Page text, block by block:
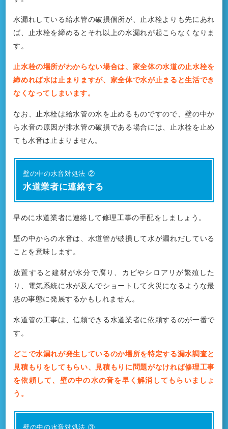
水漏れしている給水管の破損個所が、止水栓よりも先にあれ
ば、止水栓を締めるとそれ以上の水漏れが起こらなくなりま
す。
止水栓の場所がわからない場合は、家全体の水道の止水栓を
締めれば水は止まりますが、家全体で水が止まると生活でき
なくなってしまいます。
なお、止水栓は給水管の水を止めるものですので、壁の中か
ら水音の原因が排水管の破損である場合には、止水栓を止め
ても水音は止まりません。
壁の中の水音対処法 ②
水道業者に連絡する
早めに水道業者に連絡して修理工事の手配をしましょう。
壁の中からの水音は、水道管が破損して水が漏れだしている
ことを意味します。
放置すると建材が水分で腐り、カビやシロアリが繁殖した
り、電気系統に水が及んでショートして火災になるような最
悪の事態に発展するかもしれません。
水道管の工事は、信頼できる水道業者に依頼するのが一番で
す。
どこで水漏れが発生しているのか場所を特定する漏水調査と
見積もりをしてもらい、見積もりに問題がなければ修理工事
を依頼して、壁の中の水の音を早く解消してもらいましょ
う。
壁の中の水音対処法 ③